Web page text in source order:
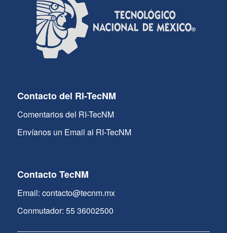
Contacto del RI-TecNM
Comentarios del RI-TecNM
Envíanos un Email al RI-TecNM
Contacto TecNM
Email: contacto@tecnm.mx
Conmutador: 55 36002500